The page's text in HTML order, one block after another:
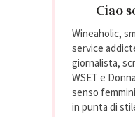
Ciao
Wineaholic,
service
giornalista,
WSET e
senso
in punta di